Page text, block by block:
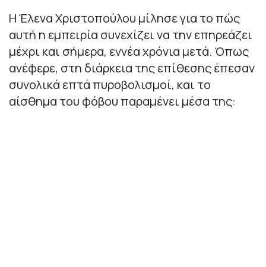
Η Έλενα Χριστοπούλου μίλησε για το πώς
αυτή η εμπειρία συνεχίζει να την επηρεάζει
μέχρι και σήμερα, εννέα χρόνια μετά. Όπως
ανέφερε, στη διάρκεια της επίθεσης έπεσαν
συνολικά επτά πυροβολισμοί, και το
αίσθημα του φόβου παραμένει μέσα της: